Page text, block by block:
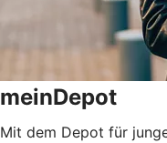
meinDepot
Mit dem Depot für